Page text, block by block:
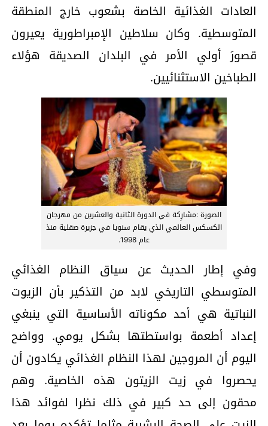
العادات الغذائية الخاصة بشعوب خارج المنطقة
المتوسطية. وكان سلاطين الإمبراطورية يعيرون
قصورَ أولي الأمر في البلدان الصديقة هؤلاء
الطباخين الاستثنائيين.
الصورة :مشارِكة في الدورة الثانية والعشرين من مهرجان
الكسكس العالمي الذي يقام سنويا في جزيرة صقلية منذ
عام 1998.
وفي إطار الحديث عن سياق النظام الغذائي
المتوسطي التاريخي لابد من التذكير بأن الزيوت
النباتية هي أحد مكوناته الأساسية التي ينبغي
إعداد أطعمة بواستطتها بشكل يومي. وواضح
اليوم أن المروجين لهذا النظام الغذائي يكادون أن
يحصروا في زيت الزيتون هذه الخاصية. وهم
محقون إلى حد كبير في ذلك نظرا لفوائد هذا